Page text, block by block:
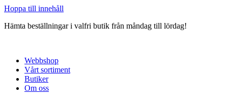
Hoppa till innehåll
Hämta beställningar i valfri butik från måndag till lördag!
Webbshop
Vårt sortiment
Butiker
Om oss